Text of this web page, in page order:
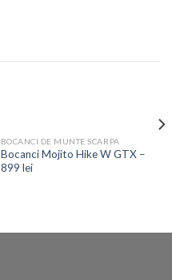
BOCANCI DE MUNTE SCARPA
Bocanci Mojito Hike W GTX –
899 lei